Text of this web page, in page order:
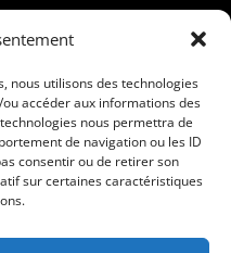
nous utilisons des technologies
accéder aux informations des
nous permettra de
de navigation ou les ID
consentir ou de retirer son
sur certaines caractéristiques
05